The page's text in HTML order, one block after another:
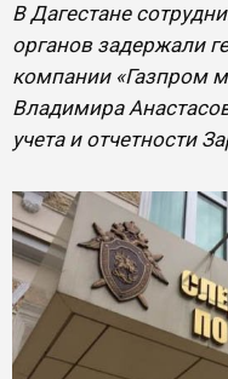
В Дагестане
органов задержали
компании «Газпром
Владимира
учета и отчетности